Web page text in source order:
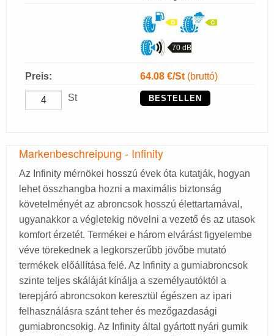
70 dB
Preis: 64.08 €/St (bruttó)
St BESTELLEN
Markenbeschreipung - Infinity
Az Infinity mérnökei hosszú évek óta kutatják, hogyan
lehet összhangba hozni a maximális biztonság
követelményét az abroncsok hosszú élettartamával,
ugyanakkor a végletekig növelni a vezető és az utasok
komfort érzetét. Termékei e három elvárást figyelembe
véve törekednek a legkorszerűbb jövőbe mutató
termékek előállítása felé. Az Infinity a gumiabroncsok
szinte teljes skáláját kínálja a személyautóktól a
terepjáró abroncsokon keresztül égészen az ipari
felhasználásra szánt teher és mezőgazdasági
gumiabroncsokig. Az Infinity által gyártott nyári gumik